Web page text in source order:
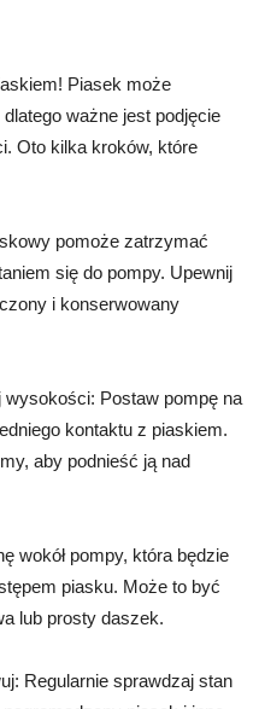
Piasek może
ważne jest podjęcie
Oto kilka kroków, które
pomoże zatrzymać
się do pompy. Upewnij
i konserwowany
wysokości: Postaw pompę na
kontaktu z piaskiem.
aby podnieść ją nad
wokół pompy, która będzie
piasku. Może to być
lub prosty daszek.
Regularnie sprawdzaj stan